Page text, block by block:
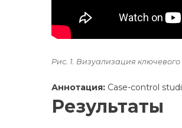
Рис. 1. Визуализация
Аннотация: Case-control
Результаты